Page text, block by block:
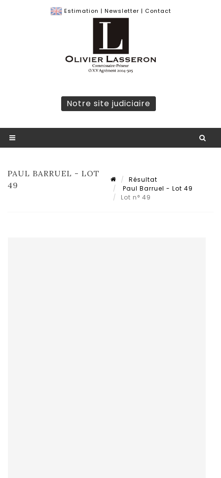
Estimation | Newsletter | Contact
Notre site judiciaire
PAUL BARRUEL - LOT
49
Résultat
Paul Barruel - Lot 49
Lot n° 49